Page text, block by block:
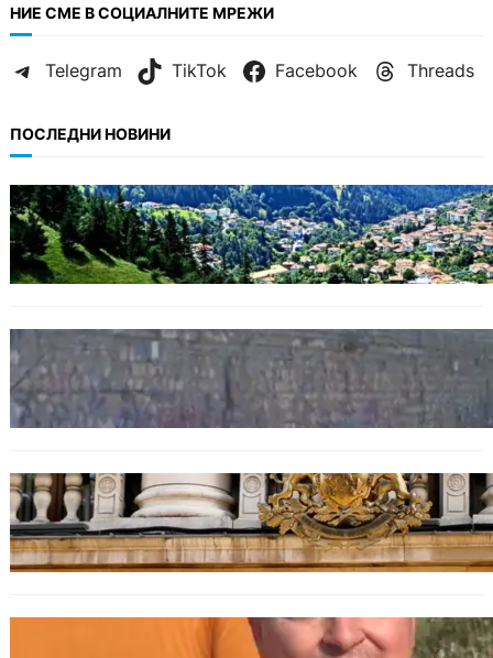
НИЕ СМЕ В СОЦИАЛНИТЕ МРЕЖИ
Telegram TikTok Facebook Threads
ПОСЛЕДНИ НОВИНИ
БЪЛГАРИЯ
Полицията алармира за нова схема с
фалшиви лечители и „вълшебни“ мехлеми
БЪЛГАРИЯ
Ограничават движението по улица
„Вълноломна“ във Варна
БЪЛГАРИЯ
Дрон навлезе в България край границата с
Румъния